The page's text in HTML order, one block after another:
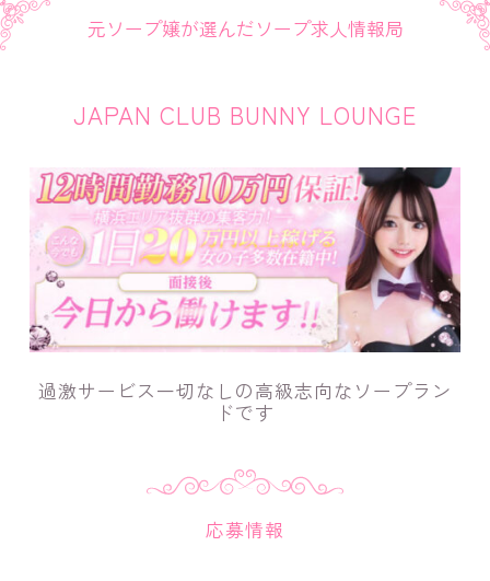
元ソープ嬢が選んだソープ求人情報局
JAPAN CLUB BUNNY LOUNGE
過激サービス一切なしの高級志向なソープラン
ドです
応募情報